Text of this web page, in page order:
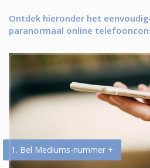
Ontdek hieronder het
paranormaal online
1. Bel Mediums-nummer +